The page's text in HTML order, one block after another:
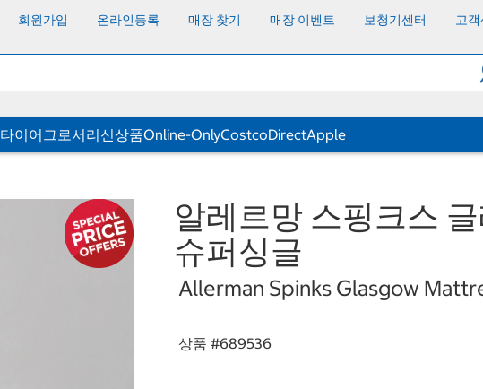
회원가입 온라인등록 매장 찾기 매장 이벤트 보청기센터 고객
타이어그로서리신상품Online-OnlyCostcoDirectApple
알레르망 스핑크스
슈퍼싱글
Allerman Spinks Glasgow
상품 #689536